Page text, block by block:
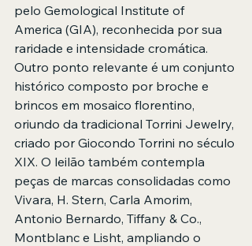
pelo Gemological Institute of
America (GIA), reconhecida por sua
raridade e intensidade cromática.
Outro ponto relevante é um conjunto
histórico composto por broche e
brincos em mosaico florentino,
oriundo da tradicional Torrini Jewelry,
criado por Giocondo Torrini no século
XIX. O leilão também contempla
peças de marcas consolidadas como
Vivara, H. Stern, Carla Amorim,
Antonio Bernardo, Tiffany & Co.,
Montblanc e Lisht, ampliando o